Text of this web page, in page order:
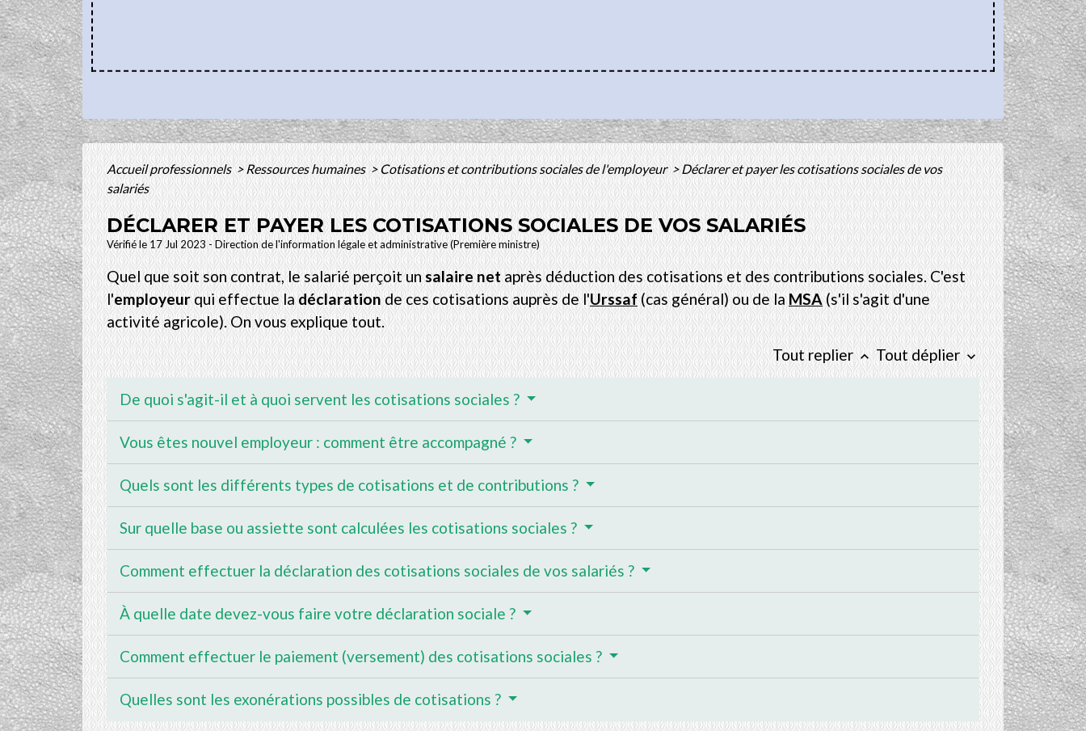
Accueil professionnels> Ressources humaines > Cotisations et contributions sociales de l'employeur> Déclarer et payer les cotisations sociales de vos
salariés
DÉCLARER ET PAYER LES COTISATIONS SOCIALES DE VOS SALARIÉS
Vérifié le 17 Jul 2023 - Direction de l'information légale et administrative (Première ministre)
Quel que soit son contrat, le salarié perçoit unsalaire netaprès déduction des cotisations et des contributions sociales. C'est
l'employeurqui effectue ladéclarationde ces cotisations auprès de l'Urssaf(cas général) ou de laMSA(s'il s'agit d'une
activité agricole). On vous explique tout.
Tout replierkeyboard_arrow_up Tout déplier keyboard_arrow_down
De quoi s'agit-il et à quoi servent les cotisations sociales ?
Vous êtes nouvel employeur : comment être accompagné ?
Quels sont les différents types de cotisations et de contributions ?
Sur quelle base ou assiette sont calculées les cotisations sociales ?
Comment effectuer la déclaration des cotisations sociales de vos salariés ?
À quelle date devez-vous faire votre déclaration sociale ?
Comment effectuer le paiement (versement) des cotisations sociales ?
Quelles sont les exonérations possibles de cotisations ?